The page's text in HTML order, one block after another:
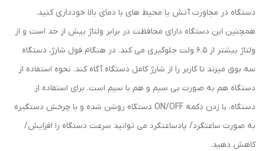
دستگاه در مجاورت آتش یا محیط های با دمای بالا خودداری کنید.
همچنین این دستگاه دارای محافظت در برابر ولتاژ بیش از حد است و از
ولتاژ بیشتر از 6.5 ولت جلوگیری می کند. در هنگام فول شارژ، دستگاه
سه بوق میزند تا کاربر را از شارژ کامل دستگاه آگاه کند. نحوه استفاده از
دستگاه هم به صورت بی سیم و هم با سیم است. برای استفاده از
دستگاه، با زدن دکمه ON/OFF دستگاه روشن شده و با چرخش دستگیره
به صورت ساعتگرد/ پادساعتگرد می توانید سرعت دستگاه را افزایش/
کاهش دهید.